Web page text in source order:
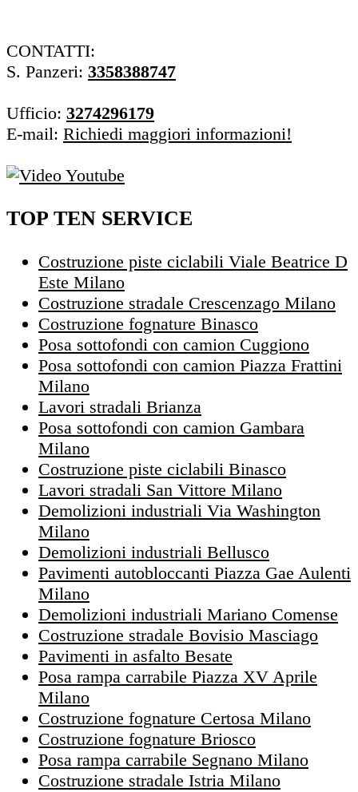
CONTATTI:
S. Panzeri: 3358388747
Ufficio: 3274296179
E-mail: Richiedi maggiori informazioni!
TOP TEN SERVICE
Costruzione piste ciclabili Viale Beatrice D
Este Milano
Costruzione stradale Crescenzago Milano
Costruzione fognature Binasco
Posa sottofondi con camion Cuggiono
Posa sottofondi con camion Piazza Frattini
Milano
Lavori stradali Brianza
Posa sottofondi con camion Gambara
Milano
Costruzione piste ciclabili Binasco
Lavori stradali San Vittore Milano
Demolizioni industriali Via Washington
Milano
Demolizioni industriali Bellusco
Pavimenti autobloccanti Piazza Gae Aulenti
Milano
Demolizioni industriali Mariano Comense
Costruzione stradale Bovisio Masciago
Pavimenti in asfalto Besate
Posa rampa carrabile Piazza XV Aprile
Milano
Costruzione fognature Certosa Milano
Costruzione fognature Briosco
Posa rampa carrabile Segnano Milano
Costruzione stradale Istria Milano